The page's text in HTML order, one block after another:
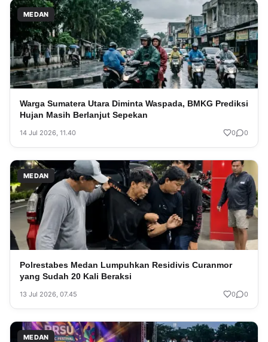
MEDAN
Warga Sumatera Utara Diminta Waspada, BMKG Prediksi
Hujan Masih Berlanjut Sepekan
14 Jul 2026, 11.40 0 0
MEDAN
Polrestabes Medan Lumpuhkan Residivis Curanmor
yang Sudah 20 Kali Beraksi
13 Jul 2026, 07.45 0 0
MEDAN